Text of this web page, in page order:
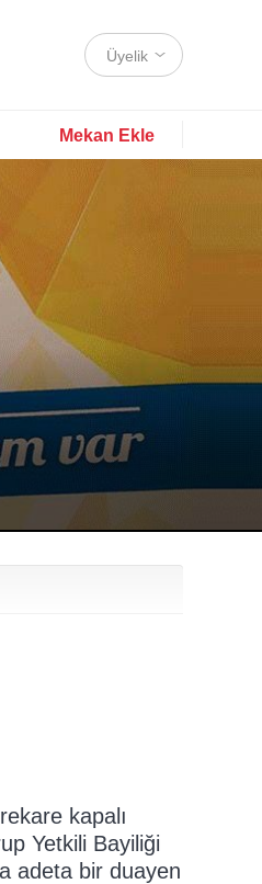
Üyelik
Mekan Ekle
kapalı
Yetkili Bayiliği
adeta bir duayen